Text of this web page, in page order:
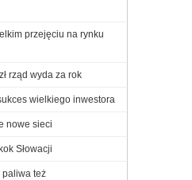
przejęciu na rynku
rząd wyda za rok
wielkiego inwestora
nowe sieci
Słowacji
paliwa też